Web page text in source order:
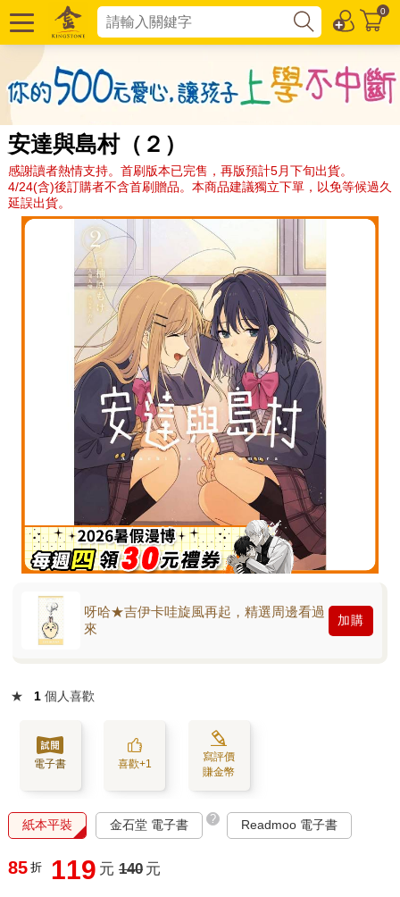
0
安達與島村（２）
感謝讀者熱情支持。首刷版本已完售，再版預計5月下旬出貨。
4/24(含)後訂購者不含首刷贈品。本商品建議獨立下單，以免等候過久
延誤出貨。
呀哈★吉伊卡哇旋風再起，精選周邊看過
來
加購
★ 1 個人喜歡
電子書 喜歡+1
寫評價
賺金幣
紙本平裝 金石堂 電子書 ? Readmoo 電子書
85 折 119 元 140 元